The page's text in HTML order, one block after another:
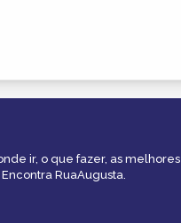
ir, o que fazer, as melhores
RuaAugusta.